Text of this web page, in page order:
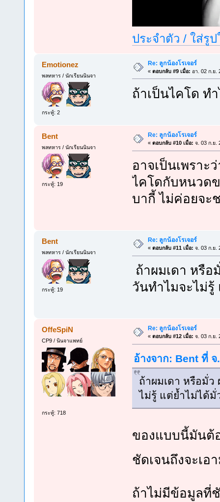
ประจำตัว / ใส่รู
Emotionez
พลทหาร / นักเรียนนินจา
กระทู้: 2
Re: ลูกน้องโรเจอร์
« ตอบกลับ #9 เมื่อ: อา. 02 ก.ย.
ถ้าเป็นไคโด ท
Bent
พลทหาร / นักเรียนนินจา
กระทู้: 19
Re: ลูกน้องโรเจอร์
« ตอบกลับ #10 เมื่อ: จ. 03 ก.ย.
อาจเป็นเพราะ
ไคโดกับหนวด
บากี้ ไม่ค่อยจะ
Bent
พลทหาร / นักเรียนนินจา
กระทู้: 19
Re: ลูกน้องโรเจอร์
« ตอบกลับ #11 เมื่อ: จ. 03 ก.ย.
ถ้าผมเดา หรื
วันทำไมจะไม่รู้
OffeSpiN
CP9 / นินจาแพทย์
กระทู้: 718
Re: ลูกน้องโรเจอร์
« ตอบกลับ #12 เมื่อ: จ. 03 ก.ย.
อ้างจาก: Bent ที่ จ
ถ้าผมเดา หรือมั่
ไม่รู้ แต่ย้ำไม่ได้มั่
ของแบบนี้มันต้
ชัดเจนถึงจะเ
ถ้าไม่มีข้อมูลที่